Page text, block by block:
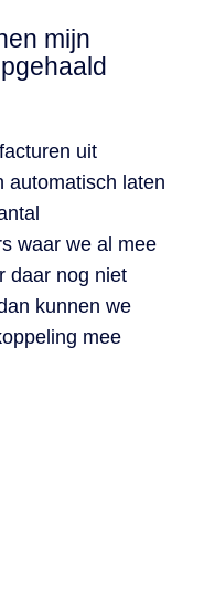
mijn
uit
automatisch laten
waar we al mee
daar nog niet
kunnen we
mee